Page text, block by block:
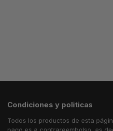
Condiciones y politicas
Todos los productos de esta